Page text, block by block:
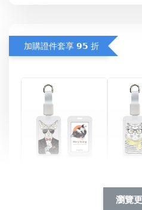
加購證件套享 𝟵𝟱 折
件套(
瀏覽